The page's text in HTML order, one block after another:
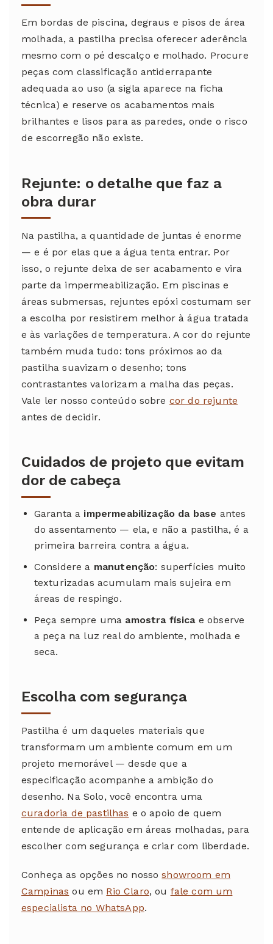
Em bordas de piscina, degraus e pisos de área
molhada, a pastilha precisa oferecer aderência
mesmo com o pé descalço e molhado. Procure
peças com classificação antiderrapante
adequada ao uso (a sigla aparece na ficha
técnica) e reserve os acabamentos mais
brilhantes e lisos para as paredes, onde o risco
de escorregão não existe.
Rejunte: o detalhe que faz a
obra durar
Na pastilha, a quantidade de juntas é enorme
— e é por elas que a água tenta entrar. Por
isso, o rejunte deixa de ser acabamento e vira
parte da impermeabilização. Em piscinas e
áreas submersas, rejuntes epóxi costumam ser
a escolha por resistirem melhor à água tratada
e às variações de temperatura. A cor do rejunte
também muda tudo: tons próximos ao da
pastilha suavizam o desenho; tons
contrastantes valorizam a malha das peças.
Vale ler nosso conteúdo sobre cor do rejunte
antes de decidir.
Cuidados de projeto que evitam
dor de cabeça
Garanta a impermeabilização da base antes
do assentamento — ela, e não a pastilha, é a
primeira barreira contra a água.
Considere a manutenção: superfícies muito
texturizadas acumulam mais sujeira em
áreas de respingo.
Peça sempre uma amostra físicae observe
a peça na luz real do ambiente, molhada e
seca.
Escolha com segurança
Pastilha é um daqueles materiais que
transformam um ambiente comum em um
projeto memorável — desde que a
especificação acompanhe a ambição do
desenho. Na Solo, você encontra uma
curadoria de pastilhas e o apoio de quem
entende de aplicação em áreas molhadas, para
escolher com segurança e criar com liberdade.
Conheça as opções no nossoshowroom em
Campinas ou em Rio Claro, ou fale com um
especialista no WhatsApp.